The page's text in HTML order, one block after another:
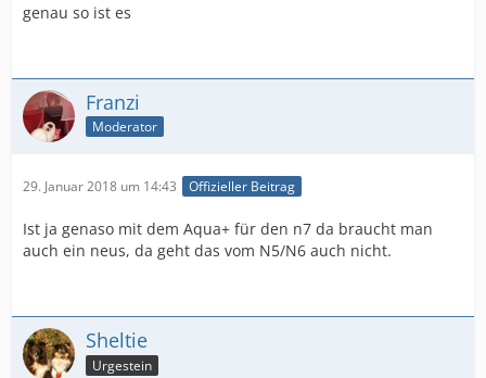
genau so ist es
Franzi
Moderator
29. Januar 2018 um 14:43 Offizieller Beitrag
Ist ja genaso mit dem Aqua+ für den n7 da braucht man
auch ein neus, da geht das vom N5/N6 auch nicht.
Sheltie
Urgestein